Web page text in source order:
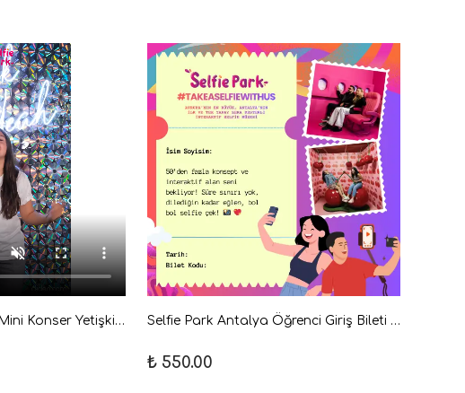
Selfie Park Antalya Mini Konser Yetişkin Giriş Bileti Dijital Selfie Park Antalya Öğrenci Giriş Bileti Dijital
₺ 550.00